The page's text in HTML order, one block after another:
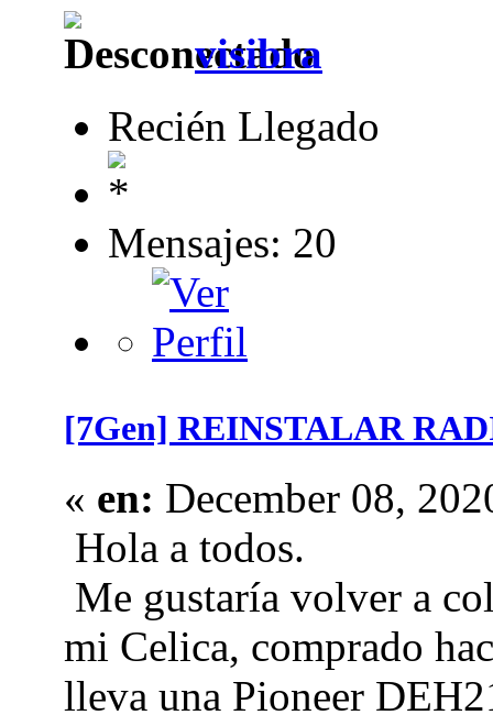
visibra
Recién Llegado
Mensajes: 20
[7Gen] REINSTALAR
« en: December 08,
Hola a todos.
Me gustaría volver a
mi Celica, comprado
lleva una Pioneer